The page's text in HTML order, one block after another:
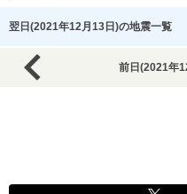
翌日(2021年12月13日)の地震一覧
前日(2021年